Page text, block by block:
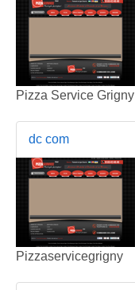
Pizza Service Grigny
dc com
Pizzaservicegrigny